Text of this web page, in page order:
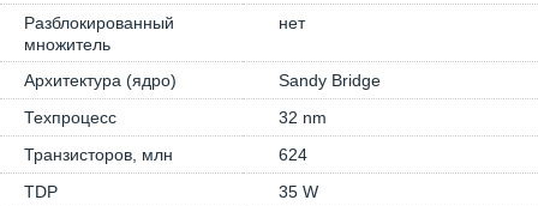
Разблокированный
множитель
нет
Архитектура (ядро)
Sandy Bridge
Техпроцесс
32 nm
Транзисторов, млн
624
TDP
35 W